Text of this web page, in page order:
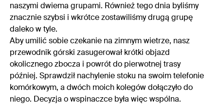
naszymi dwiema grupami. Również tego dnia byliśmy
znacznie szybsi i wkrótce zostawiliśmy drugą grupę
daleko w tyle.
Aby umilić sobie czekanie na zimnym wietrze, nasz
przewodnik górski zasugerował krótki objazd
okolicznego zbocza i powrót do pierwotnej trasy
później. Sprawdził nachylenie stoku na swoim telefonie
komórkowym, a dwóch moich kolegów dołączyło do
niego. Decyzja o wspinaczce była więc wspólna.